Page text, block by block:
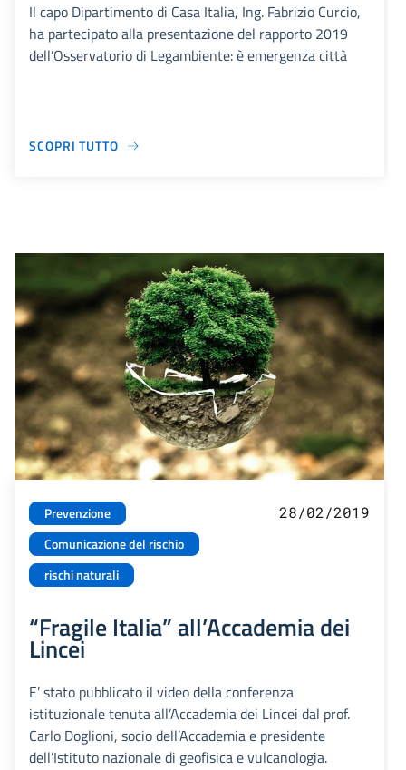
Il capo Dipartimento di Casa Italia, Ing. Fabrizio Curcio,
ha partecipato alla presentazione del rapporto 2019
dell’Osservatorio di Legambiente: è emergenza città
SCOPRI TUTTO
Prevenzione
Comunicazione del rischio
rischi naturali
28/02/2019
“Fragile Italia” all’Accademia dei
Lincei
E’ stato pubblicato il video della conferenza
istituzionale tenuta all’Accademia dei Lincei dal prof.
Carlo Doglioni, socio dell’Accademia e presidente
dell’Istituto nazionale di geofisica e vulcanologia.